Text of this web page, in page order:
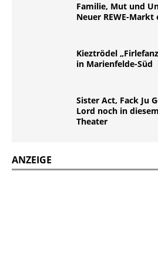
Familie, Mut und
Neuer REWE-
Kieztrödel
in Marienfelde-Süd
Sister Act, Fack Ju
Lord noch in
Theater
ANZEIGE